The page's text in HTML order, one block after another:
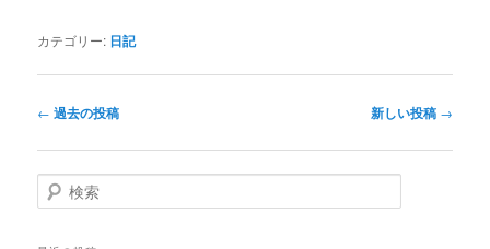
カテゴリー: 日記
投
ナ
ビ
ゲ
← 過去の投稿 新しい投稿 →
検
索